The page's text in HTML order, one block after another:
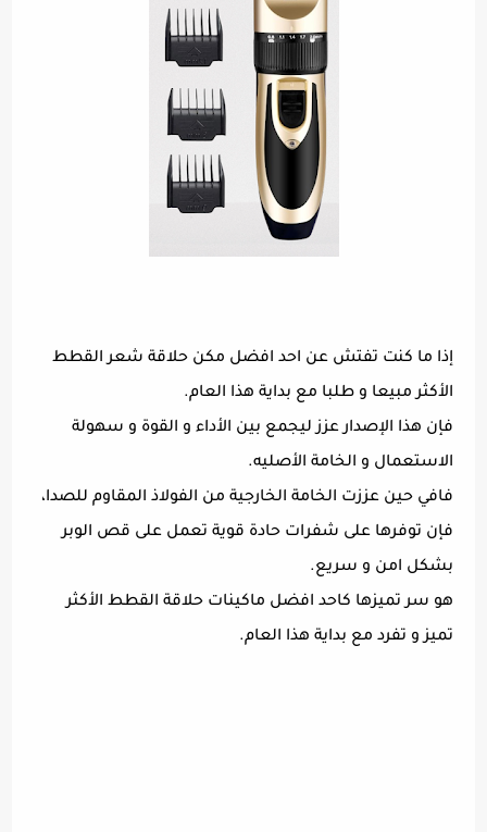
إذا ما كنت تفتش عن احد افضل مكن حلاقة شعر القطط
الأكثر مبيعا و طلبا مع بداية هذا العام.
فإن هذا الإصدار عزز ليجمع بين الأداء و القوة و سهولة
الاستعمال و الخامة الأصليه.
فافي حين عززت الخامة الخارجية من الفولاذ المقاوم للصدا،
فإن توفرها على شفرات حادة قوية تعمل على قص الوبر
بشكل امن و سريع.
هو سر تميزها كاحد افضل ماكينات حلاقة القطط الأكثر
تميز و تفرد مع بداية هذا العام.